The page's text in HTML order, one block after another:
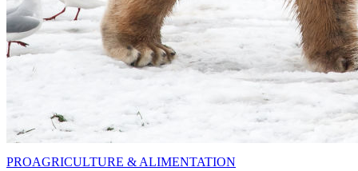
PROAGRICULTURE & ALIMENTATION